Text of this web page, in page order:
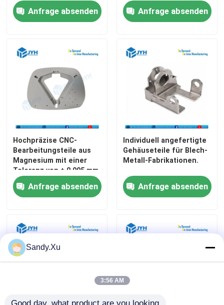
Nachrichten
Fordern Sie ein Zitat
cnc-Präzisionsbearbeitung
Bearbeitungsdienstleistungen Edelstahl CNC
Magnesiumpräzisionsbearbeitung
Maschinelle Bearbeitung CNC der geringen Lautstärke
Anfrage absenden
hervorragender
Schlagfestigkeit und
leichtem Design
Anfrage absenden
Hochpräzise CNC-
Bearbeitungsteile aus
Magnesium mit einer
Toleranz von ± 0,005 mm
und leichte 5-Achsen-
Bearbeitungsbauteile
Anfrage absenden
Individuell angefertigte
Gehäuseteile für Blech-
Metall-Fabrikationen.
Anfrage absenden
Sandy.Xu
3:56 AM